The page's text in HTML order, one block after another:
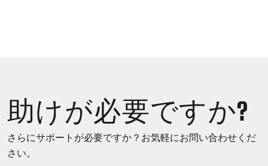
助けが必要ですか?
さらにサポートが必要ですか？お気軽にお問い合わせくだ
さい。